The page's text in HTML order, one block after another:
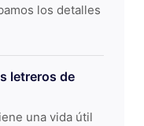
los detalles
letreros de
una vida útil